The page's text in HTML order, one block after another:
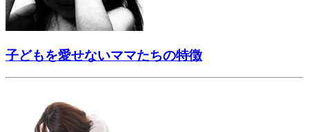
子どもを愛せないママたちの特徴